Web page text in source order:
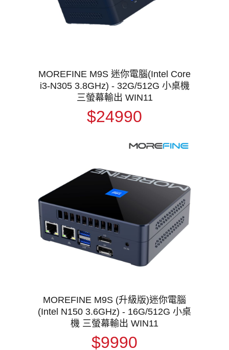
MOREFINE M9S 迷你電腦(Intel Core
i3-N305 3.8GHz) - 32G/512G 小桌機
三螢幕輸出 WIN11
$24990
MOREFINE M9S (升級版)迷你電腦
(Intel N150 3.6GHz) - 16G/512G 小桌
機 三螢幕輸出 WIN11
$9990